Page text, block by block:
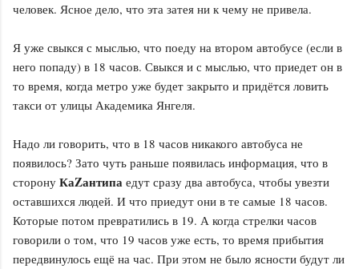
человек. Ясное дело, что эта затея ни к чему не привела.
Я уже свыкся с мыслью, что поеду на втором автобусе (если в
него попаду) в 18 часов. Свыкся и с мыслью, что приедет он в
то время, когда метро уже будет закрыто и придётся ловить
такси от улицы Академика Янгеля.
Надо ли говорить, что в 18 часов никакого автобуса не
появилось? Зато чуть раньше появилась информация, что в
сторону КаZантипа едут сразу два автобуса, чтобы увезти
оставшихся людей. И что приедут они в те самые 18 часов.
Которые потом превратились в 19. А когда стрелки часов
говорили о том, что 19 часов уже есть, то время прибытия
передвинулось ещё на час. При этом не было ясности будут ли